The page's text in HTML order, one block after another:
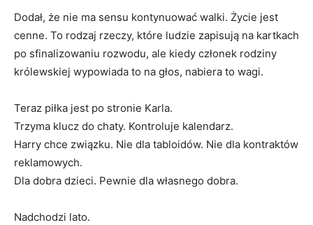
Dodał, że nie ma sensu kontynuować walki. Życie jest
cenne. To rodzaj rzeczy, które ludzie zapisują na kartkach
po sfinalizowaniu rozwodu, ale kiedy członek rodziny
królewskiej wypowiada to na głos, nabiera to wagi.
Teraz piłka jest po stronie Karla.
Trzyma klucz do chaty. Kontroluje kalendarz.
Harry chce związku. Nie dla tabloidów. Nie dla kontraktów
reklamowych.
Dla dobra dzieci. Pewnie dla własnego dobra.
Nadchodzi lato.